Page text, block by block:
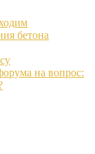
бетона
на вопрос: